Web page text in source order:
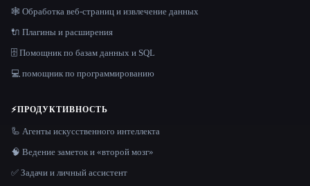
🕸️ Обработка веб-страниц и извлечение данных
🔌 Плагины и расширения
🗄️ Помощник по базам данных и SQL
💻 помощник по программированию
⚡ПРОДУКТИВНОСТЬ
🦾 Агенты искусственного интеллекта
🧠 Ведение заметок и «второй мозг»
✅ Задачи и личный ассистент